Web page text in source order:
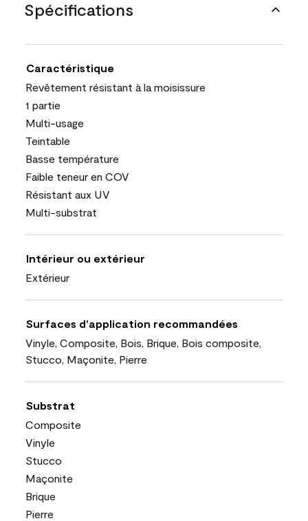
Spécifications
Caractéristique
Revêtement résistant à la moisissure
1 partie
Multi-usage
Teintable
Basse température
Faible teneur en COV
Résistant aux UV
Multi-substrat
Intérieur ou extérieur
Extérieur
Surfaces d’application recommandées
Vinyle, Composite, Bois, Brique, Bois composite,
Stucco, Maçonite, Pierre
Substrat
Composite
Vinyle
Stucco
Maçonite
Brique
Pierre